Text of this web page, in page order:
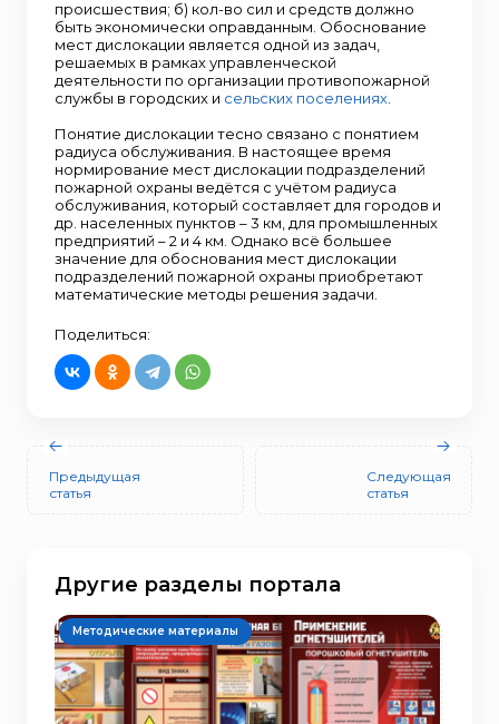
происшествия; б) кол-во сил и средств должно
быть экономически оправданным. Обоснование
мест дислокации является одной из задач,
решаемых в рамках управленческой
деятельности по организации противопожарной
службы в городских и сельских поселениях
Понятие дислокации тесно связано с понятием
радиуса обслуживания. В настоящее время
нормирование мест дислокации подразделений
пожарной охраны ведётся с учётом радиуса
обслуживания, который составляет для городов и
др. населенных пунктов – 3 км, для промышленных
предприятий – 2 и 4 км. Однако всё большее
значение для обоснования мест дислокации
подразделений пожарной охраны приобретают
математические методы решения задачи.
Поделиться:
Предыдущая
статья
Следующая
статья
Другие разделы портала
Методические материалы